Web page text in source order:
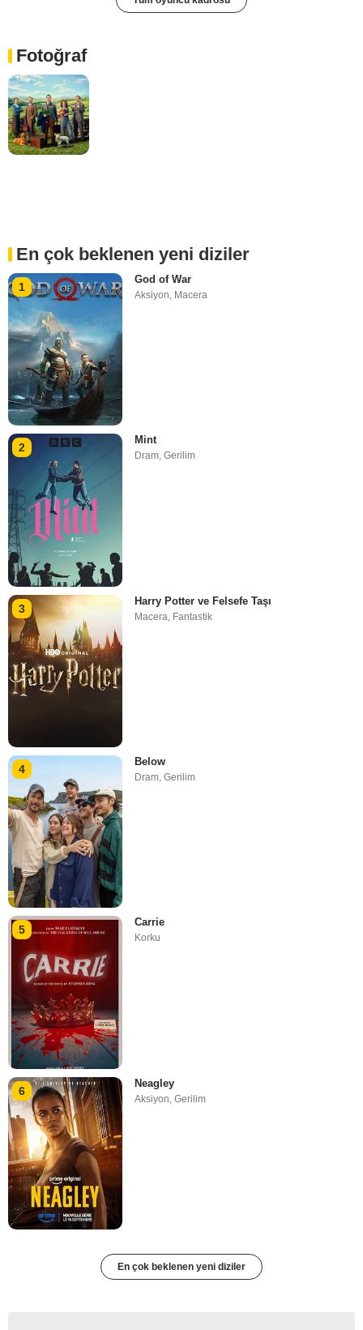
Fotoğraf
En çok beklenen yeni diziler
1
God of War
Aksiyon, Macera
2
Mint
Dram,Gerilim
3
Harry Potter ve Felsefe Taşı
Macera Fantastik
4
Below
Dram,Gerilim
5
Carrie
Korku
6
Neagley
Aksiyon ,Gerilim
En çok beklenen yeni diziler